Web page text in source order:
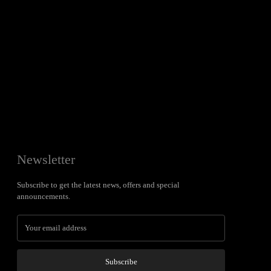
Newsletter
Subscribe to get the latest news, offers and special
announcements.
Subscribe